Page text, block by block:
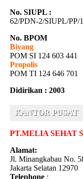
No. SIUPL :
62/PDN-2/SIUPL/PP/
No. BPOM
Biyang
POM SI 124 603 441
Propolis
POM TI 124 646 701
Didirikan : 2003
KANTOR PUSAT
PT.MELIA SEHAT
Alamat:
Jl. Minangkabau No.
Jakarta Selatan 12970
Telephone :